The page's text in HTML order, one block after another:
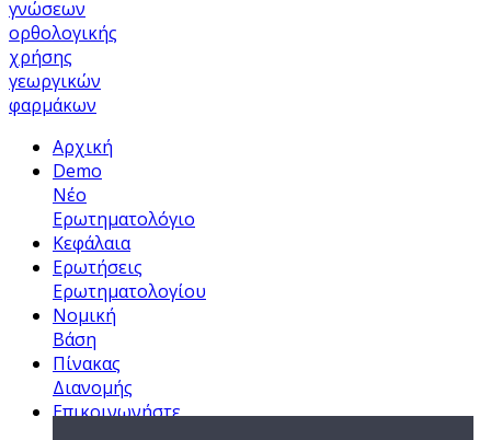
γνώσεων
ορθολογικής
χρήσης
γεωργικών
φαρμάκων
Αρχική
Demo
Νέο
Ερωτηματολόγιο
Κεφάλαια
Ερωτήσεις
Ερωτηματολογίου
Νομική
Βάση
Πίνακας
Διανομής
Επικοινωνήστε